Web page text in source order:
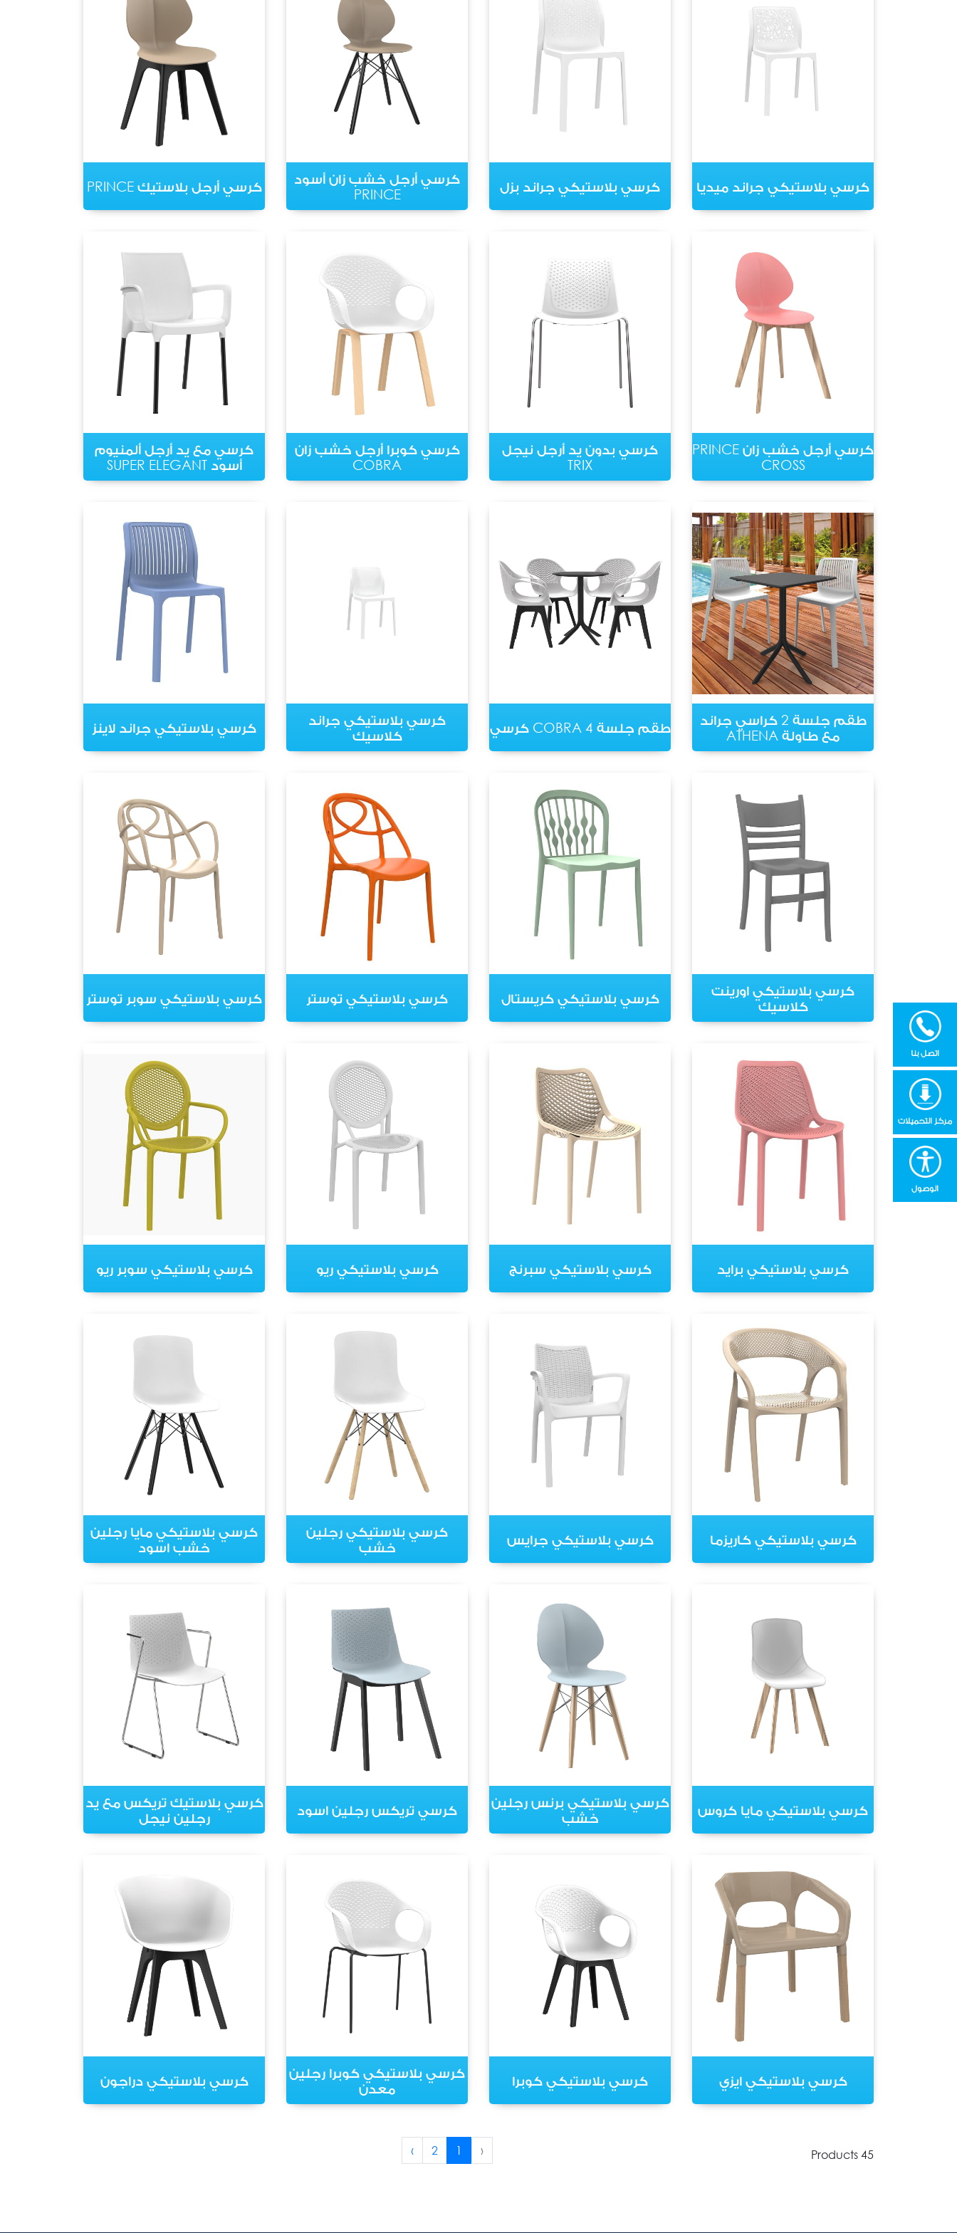
اتصل بنا
مركز التحميلات
الوصول
كرسي بلاستيكي جراند ميديا كرسي بلاستيكي جراند بزل
كرسي أرجل خشب زان أسود
PRINCE
كرسي أرجل بلاستيك PRINCE
كرسي أرجل خشب زان PRINCE
CROSS
كرسي بدون يد أرجل نيجل
TRIX
كرسي كوبرا أرجل خشب زان
COBRA
كرسي مع يد أرجل ألمنيوم
أسود SUPER ELEGANT
طقم جلسة 2 كراسي جراند
مع طاولة ATHENA
طقم جلسة COBRA 4 كرسي
كرسي بلاستيكي جراند
كلاسيك
كرسي بلاستيكي جراند لاينز
كرسي بلاستيكي اورينت
كلاسيك
كرسي بلاستيكي كريستال كرسي بلاستيكي توستر كرسي بلاستيكي سوبر توستر
كرسي بلاستيكي برايد كرسي بلاستيكي سبرنج كرسي بلاستيكي ريو كرسي بلاستيكي سوبر ريو
كرسي بلاستيكي كاريزما كرسي بلاستيكي جرايس
كرسي بلاستيكي رجلين
خشب
كرسي بلاستيكي مايا رجلين
خشب اسود
كرسي بلاستيكي مايا كروس
كرسي بلاستيكي برنس رجلين
خشب
كرسي تريكس رجلين اسود
كرسي بلاستيك تريكس مع يد
رجلين نيجل
كرسي بلاستيكي ايزي كرسي بلاستيكي كوبرا
كرسي بلاستيكي كوبرا رجلين
معدن
كرسي بلاستيكي دراجون
45 Products
‹
1
2
›